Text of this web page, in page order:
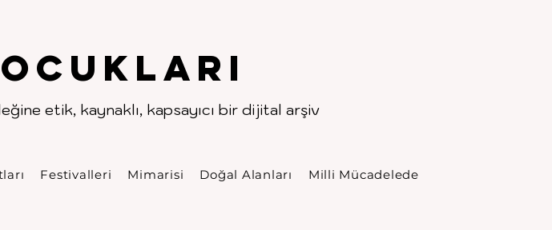
etik, kaynaklı, kapsayıcı bir dijital arşiv
Festivalleri Mimarisi Doğal Alanları Milli Mücadelede